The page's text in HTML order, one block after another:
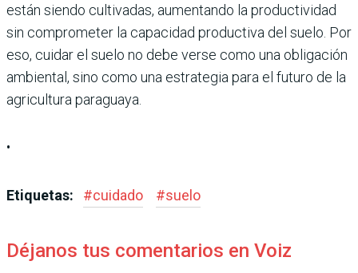
están siendo cultivadas, aumentando la productividad
sin comprometer la capacidad productiva del suelo. Por
eso, cuidar el suelo no debe verse como una obligación
ambiental, sino como una estrategia para el futuro de la
agricultura paraguaya.
•
Etiquetas: #cuidado #suelo
Déjanos tus comentarios en Voiz